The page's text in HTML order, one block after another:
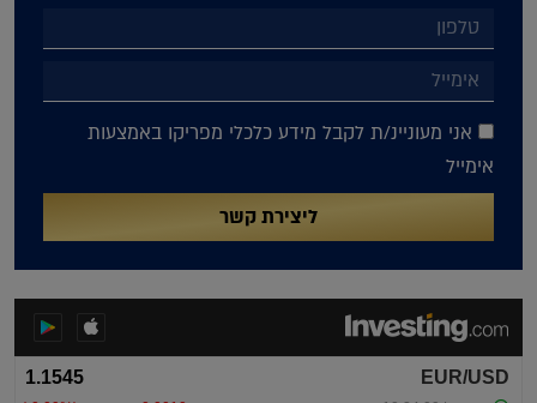
אני מעוניינ/ת לקבל מידע כלכלי מפריקו באמצעות
אימייל
ליצירת קשר